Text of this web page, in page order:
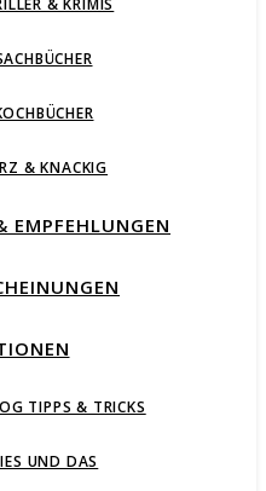
& KRIMIS
& KNACKIG
EMPFEHLUNGEN
TIPPS & TRICKS
UND DAS